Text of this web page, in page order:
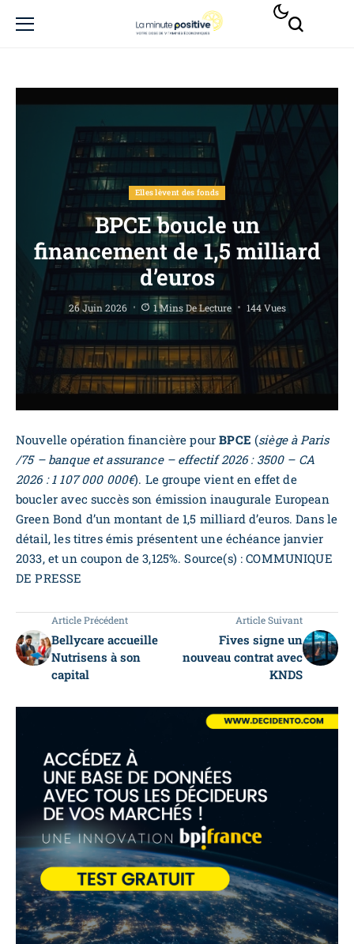
Elles lèvent des fonds
BPCE boucle un
financement de 1,5 milliard
d’euros
26 Juin 2026 1 Mins De Lecture 144 Vues
Nouvelle opération financière pourBPCE (siège à Paris
/75 – banque et assurance – effectif 2026 : 3500 – CA
2026 : 1 107 000 000€). Le groupe vient en effet de
boucler avec succès son émission inaugurale European
Green Bond d’un montant de 1,5 milliard d’euros. Dans le
détail, les titres émis présentent une échéance janvier
2033, et un coupon de 3,125%. Source(s) : COMMUNIQUE
DE PRESSE
Article Précédent
Bellycare accueille
Nutrisens à son
capital
Article Suivant
Fives signe un
nouveau contrat avec
KNDS